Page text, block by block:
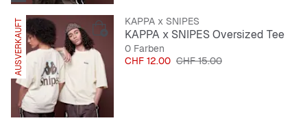
AUSVERKAUFTSNIPES EXKLUSIV KAPPA x SNIPES
KAPPA x SNIPES Oversized Tee
0 Farben
Preis
CHF 12.00 Originalpreis
CHF 15.00